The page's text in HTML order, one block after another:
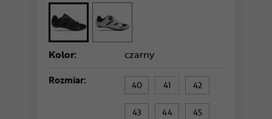
Kolor: czarny
Rozmiar: 40 41 42
43 44 45